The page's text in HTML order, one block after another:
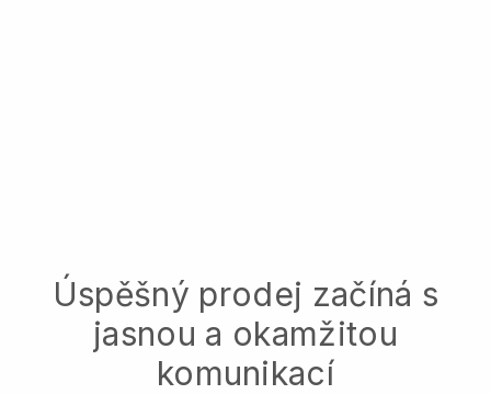
Úspěšný prodej začíná s
jasnou a okamžitou
komunikací